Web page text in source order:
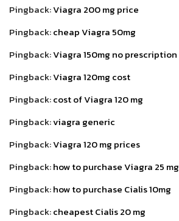
Pingback:Viagra 200 mg price
Pingback:cheap Viagra 50mg
Pingback:Viagra 150mg no prescription
Pingback:Viagra 120mg cost
Pingback:cost of Viagra 120 mg
Pingback:viagra generic
Pingback:Viagra 120 mg prices
Pingback:how to purchase Viagra 25 mg
Pingback:how to purchase Cialis 10mg
Pingback:cheapest Cialis 20 mg